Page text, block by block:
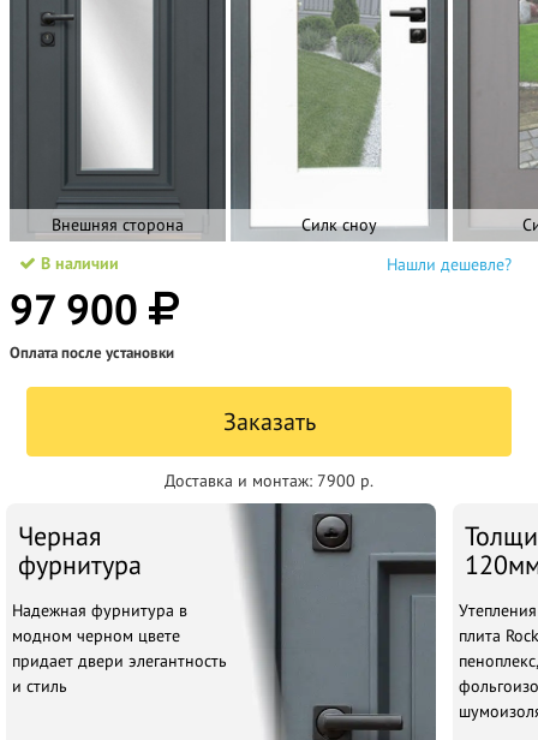
Внешняя сторона Силк сноу
В наличии
97 900
Оплата после установки
Нашли дешевле?
Заказать
Доставка и монтаж: 7900 р.
Черная
фурнитура
Надежная фурнитура в
модном черном цвете
придает двери элегантность
и стиль
плита